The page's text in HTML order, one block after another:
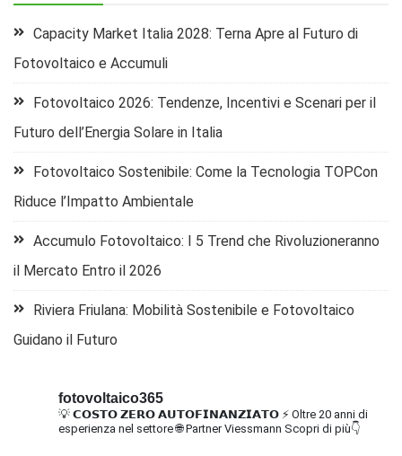
Capacity Market Italia 2028: Terna Apre al Futuro di
Fotovoltaico e Accumuli
Fotovoltaico 2026: Tendenze, Incentivi e Scenari per il
Futuro dell’Energia Solare in Italia
Fotovoltaico Sostenibile: Come la Tecnologia TOPCon
Riduce l’Impatto Ambientale
Accumulo Fotovoltaico: I 5 Trend che Rivoluzioneranno
il Mercato Entro il 2026
Riviera Friulana: Mobilità Sostenibile e Fotovoltaico
Guidano il Futuro
fotovoltaico365
💡 𝗖𝗢𝗦𝗧𝗢 𝗭𝗘𝗥𝗢 𝗔𝗨𝗧𝗢𝗙𝗜𝗡𝗔𝗡𝗭𝗜𝗔𝗧𝗢 ⚡ Oltre 20 anni di
esperienza nel settore🌐 Partner Viessmann Scopri di più👇